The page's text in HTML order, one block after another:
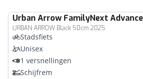
Urban Arrow FamilyNext
URBAN ARROW Black 50cm 2025
Stadsfiets
Unisex
1 versnellingen
Schijfrem